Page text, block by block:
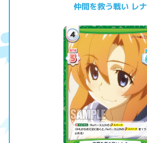
仲間を救う戦い レナ